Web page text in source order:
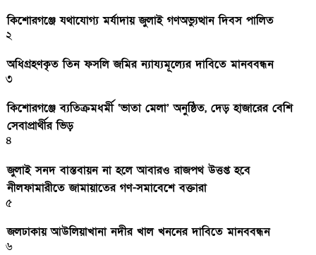
কিশোরগঞ্জে যথাযোগ্য মর্যাদায় জুলাই গণঅভ্যুত্থান দিবস পালিত
২
অধিগ্রহণকৃত তিন ফসলি জমির ন্যায্যমূল্যের দাবিতে মানববন্ধন
৩
কিশোরগঞ্জে ব্যতিক্রমধর্মী ‘ভাতা মেলা’ অনুষ্ঠিত, দেড় হাজারের বেশি
সেবাপ্রার্থীর ভিড়
৪
জুলাই সনদ বাস্তবায়ন না হলে আবারও রাজপথ উত্তপ্ত হবে
নীলফামারীতে জামায়াতের গণ-সমাবেশে বক্তারা
৫
জলঢাকায় আউলিয়াখানা নদীর খাল খননের দাবিতে মানববন্ধন
৬